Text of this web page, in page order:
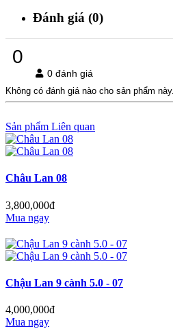
Đánh giá (0)
0
0 đánh giá
Không có đánh giá nào cho sản phẩm này.
Sản phẩm Liên quan
Châu Lan 08
3,800,000đ
Mua ngay
Chậu Lan 9 cành 5.0 - 07
4,000,000đ
Mua ngay